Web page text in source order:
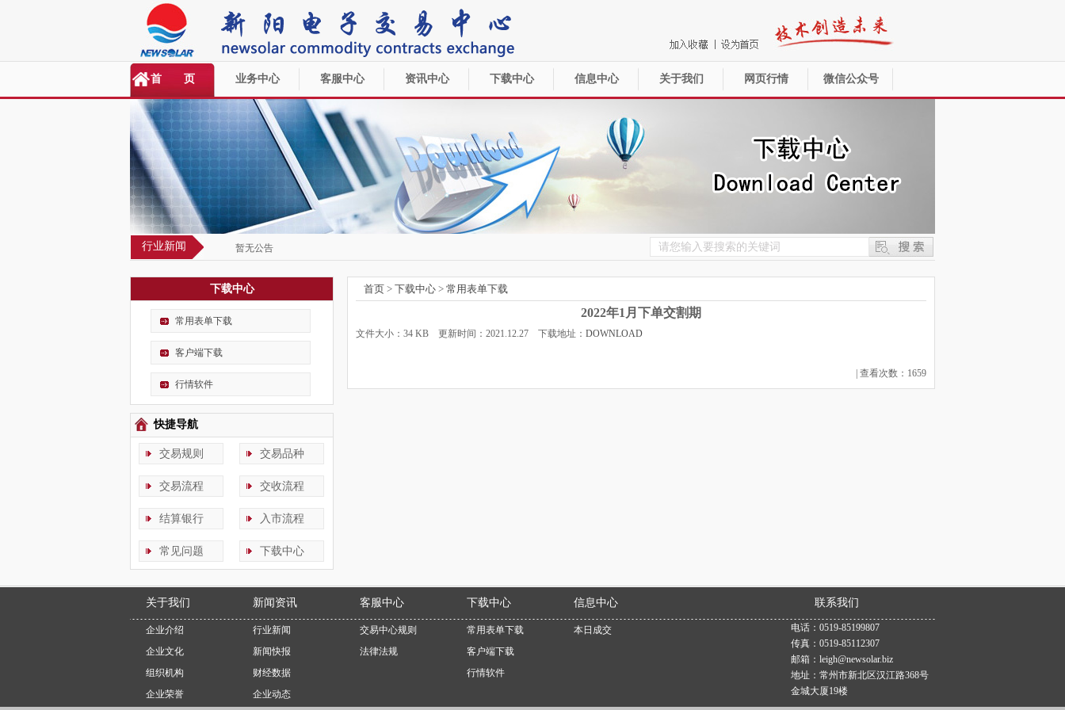
首 页 业务中心 客服中心 资讯中心 下载中心 信息中心 关于我们 网页行情 微信公众号
行业新闻 暂无公告
下载中心
常用表单下载
客户端下载
行情软件
快捷导航
交易规则 交易品种
交易流程 交收流程
结算银行 入市流程
常见问题 下载中心
首页 > 下载中心 > 常用表单下载
2022年1月下单交割期
文件大小：34 KB 更新时间：2021.12.27 下载地址： DOWNLOAD
| 查看次数：1659
关于我们
企业介绍
企业文化
组织机构
企业荣誉
新闻资讯
行业新闻
新闻快报
财经数据
企业动态
客服中心
交易中心规则
法律法规
下载中心
常用表单下载
客户端下载
行情软件
信息中心
本日成交
联系我们
电话：0519-85199807
传真：0519-85112307
邮箱：leigh@newsolar.biz
地址：常州市新北区汉江路368号
金城大厦19楼